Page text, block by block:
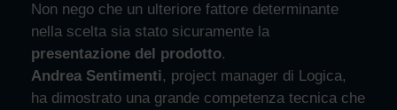
Non nego che un ulteriore fattore determinante
nella scelta sia stato sicuramente la
presentazione del prodotto.
Andrea Sentimenti, project manager di Logica,
ha dimostrato una grande competenza tecnica che